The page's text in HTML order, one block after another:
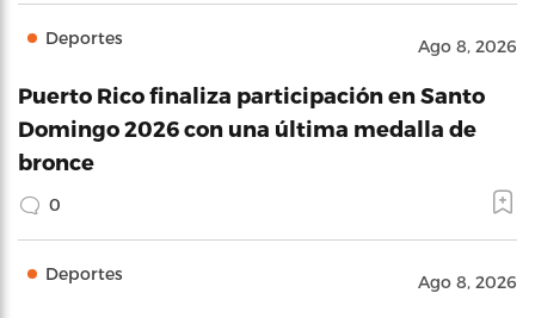
Deportes Ago 8, 2026
Puerto Rico finaliza participación en Santo
Domingo 2026 con una última medalla de
bronce
0
Deportes Ago 8, 2026